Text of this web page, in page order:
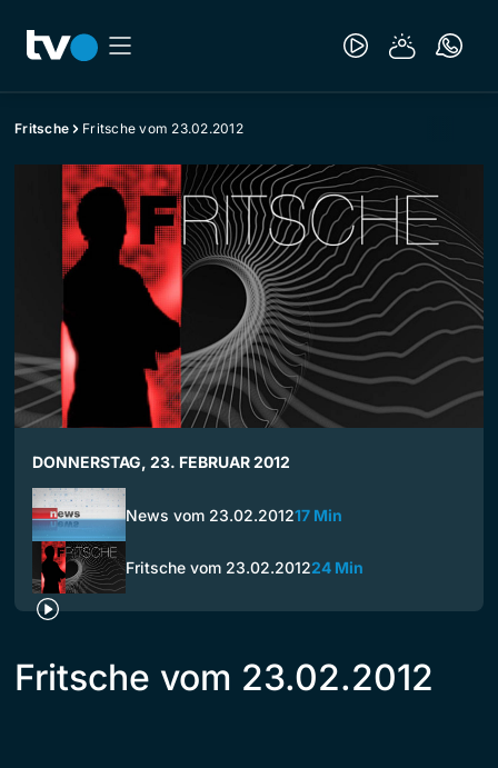
Fritsche Fritsche vom 23.02.2012
DONNERSTAG, 23. FEBRUAR 2012
News vom 23.02.201217 Min
Fritsche vom 23.02.201224 Min
Fritsche vom 23.02.2012